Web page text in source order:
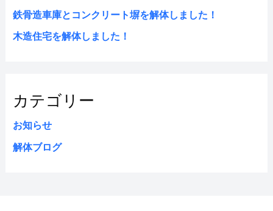
鉄骨造車庫とコンクリート塀を解体しました！
木造住宅を解体しました！
カテゴリー
お知らせ
解体ブログ